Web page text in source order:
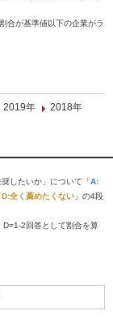
合が基準値以下の企業がラ
2019年 2018年
したいか」について「A:
D:全く薦めたくない 」の4段
2回答として割合を算